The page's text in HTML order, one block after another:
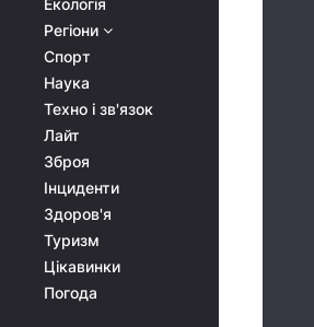
Екологія
Регіони
Спорт
Наука
Техно і зв'язок
Лайт
Зброя
Інциденти
Здоров'я
Туризм
Цікавинки
Погода